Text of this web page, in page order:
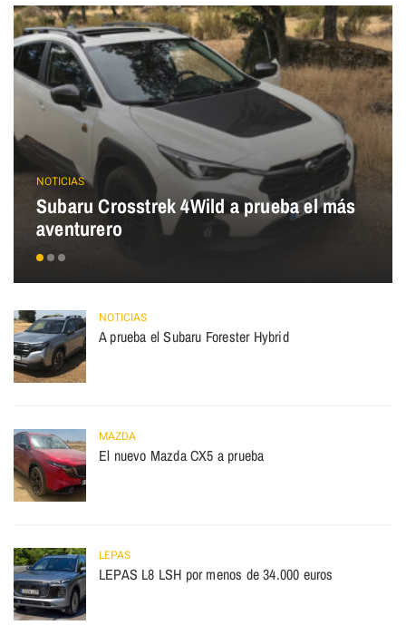
NOTICIAS
Subaru Crosstrek 4Wild a prueba el más
aventurero
NOTICIAS
A prueba el Subaru Forester Hybrid
MAZDA
El nuevo Mazda CX5 a prueba
LEPAS
LEPAS L8 LSH por menos de 34.000 euros